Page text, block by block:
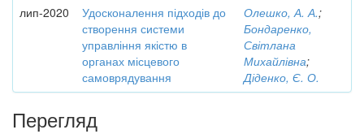
лип-2020
Удосконалення підходів до
створення системи
управління якістю в
органах місцевого
самоврядування
Олешко, А. А.;
Бондаренко,
Світлана
Михайлівна;
Діденко, Є. О.
Перегляд